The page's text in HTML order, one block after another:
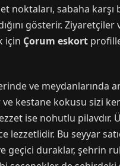
sabaha karşı
gösterir. Ziyaretçiler
için Çorum eskort
ve meydanlarında
kestane kokusu sizi
ise nohutlu
Bu seyyar
geçici duraklar, şehrin